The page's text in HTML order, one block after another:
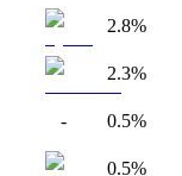
2.8%
2.3%
- 0.5%
0.5%